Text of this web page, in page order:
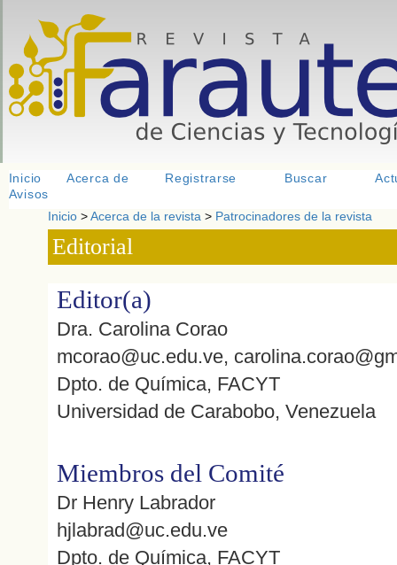
Inicio Acerca de Registrarse Buscar > <
Avisos
Inicio >Acerca de la revista > Patrocinadores de la revista
Editorial
Editor(a)
Dra. Carolina Corao
mcorao@uc.edu.ve,
Dpto. de Química, FACYT
Universidad de Carabobo, Venezuela
Miembros del Comité
Dr Henry Labrador
hjlabrad@uc.edu.ve
Dpto. de Química, FACYT